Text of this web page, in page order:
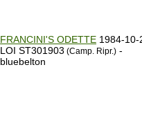
FRANCINI'S ODETTE 1984-10-
LOI ST301903 (Camp. Ripr.) -
bluebelton